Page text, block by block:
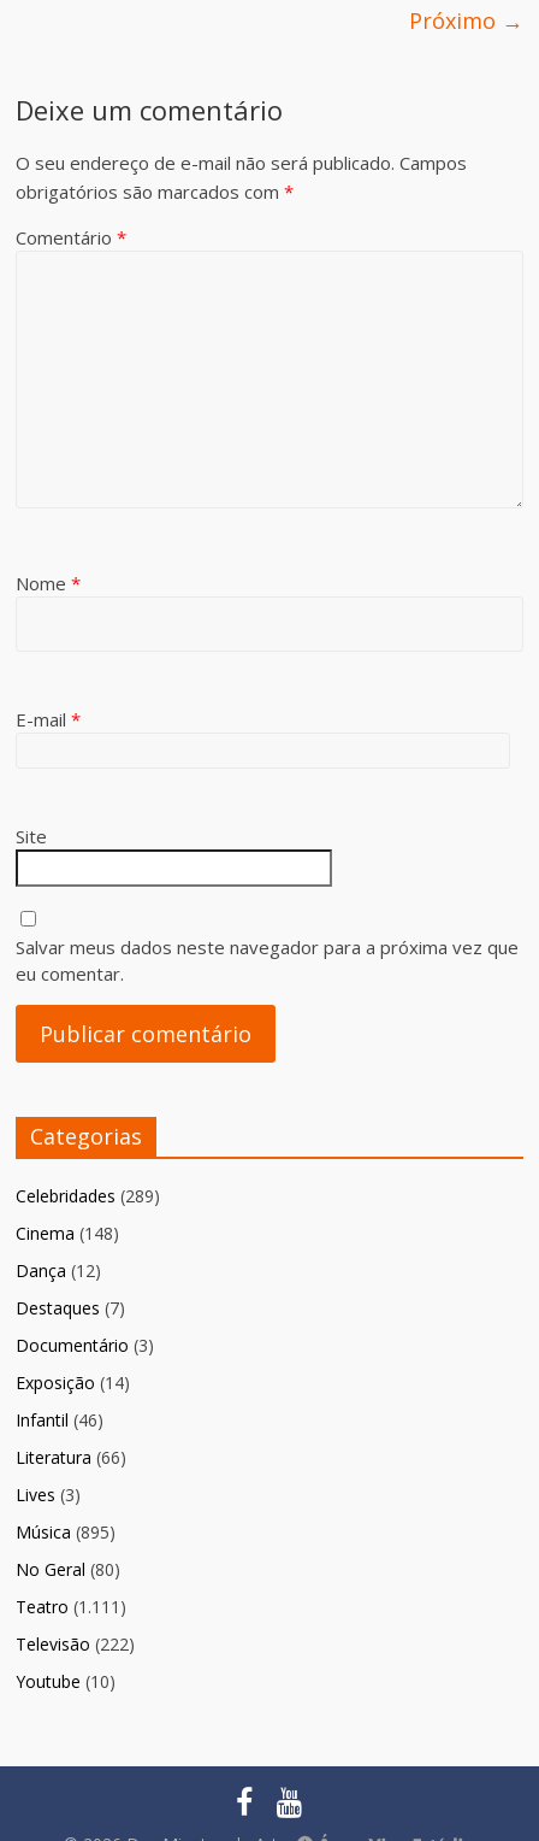
Próximo →
Deixe um comentário
O seu endereço de e-mail não será publicado. Campos
obrigatórios são marcados com*
Comentário*
Nome*
E-mail*
Site
Salvar meus dados neste navegador para a próxima vez que
eu comentar.
Categorias
Celebridades (289)
Cinema (148)
Dança (12)
Destaques (7)
Documentário (3)
Exposição (14)
Infantil (46)
Literatura (66)
Lives (3)
Música (895)
No Geral (80)
Teatro (1.111)
Televisão (222)
Youtube (10)